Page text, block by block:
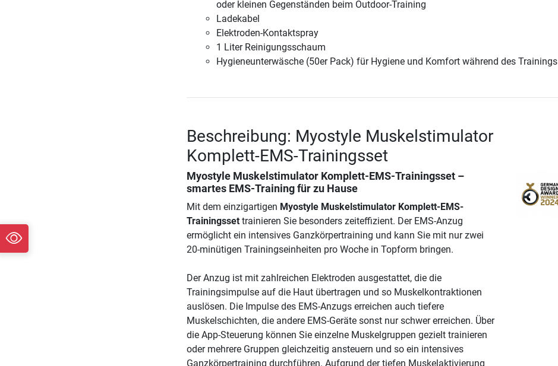
oder kleinen Gegenständen beim Outdoor-Training
Ladekabel
Elektroden-Kontaktspray
1 Liter Reinigungsschaum
Hygieneunterwäsche (50er Pack) für Hygiene und Komfort während des Trainings
Beschreibung: Myostyle Muskelstimulator
Komplett-EMS-Trainingsset
Myostyle Muskelstimulator Komplett-EMS-Trainingsset–
smartes EMS-Training für zu Hause
Mit dem einzigartigen Myostyle Muskelstimulator Komplett-EMS-
Trainingssettrainieren Sie besonders zeiteffizient. Der EMS-Anzug
ermöglicht ein intensives Ganzkörpertraining und kann Sie mit nur zwei
20-minütigen Trainingseinheiten pro Woche in Topform bringen.
Der Anzug ist mit zahlreichen Elektroden ausgestattet, die die
Trainingsimpulse auf die Haut übertragen und so Muskelkontraktionen
auslösen. Die Impulse des EMS-Anzugs erreichen auch tiefere
Muskelschichten, die andere EMS-Geräte sonst nur schwer erreichen. Über
die App-Steuerung können Sie einzelne Muskelgruppen gezielt trainieren
oder mehrere Gruppen gleichzeitig ansteuern und so ein intensives
Ganzkörpertraining durchführen. Aufgrund der tiefen Muskelaktivierung